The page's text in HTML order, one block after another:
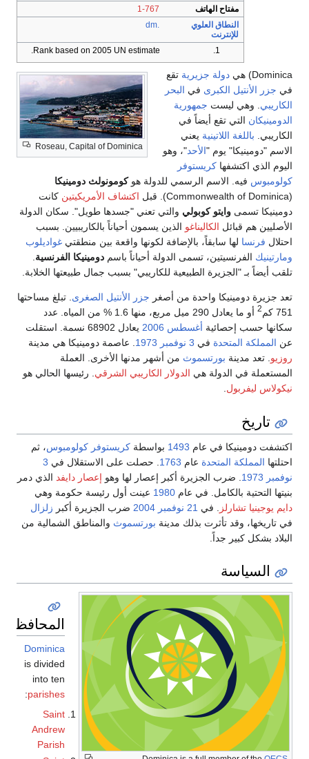
مفتاح الهاتف
1-767
النطاق العلوي
للإنترنت
.dm
Rank based on 2005 UN estimate.
Roseau, Capital of Dominica
Dominica) هي دولة جزيرية تقع
في جزر الأنتيل الكبرى في البحر
الكاريبي. وهي ليست جمهورية
الدومينيكان التي تقع أيضاً في
الكاريبي. باللغة اللاتينية يعني
الاسم "دومينيكا" يوم "الأحد"، وهو
اليوم الذي اكتشفها كريستوفر
كولومبوس فيه. الاسم الرسمي للدولة هوكومونولث دومينيكا
(Commonwealth of Dominica). قبل
اكتشاف الأمريكيتين كانت
دومينيكا تسمى وايتو كوبولي والتي تعني "جسدها طويل". سكان الدولة
الأصليين هم قبائل الكاليناغو الذين يسمون أحياناً بالكاريبيين. بسبب
احتلال فرنسا لها سابقاً، بالإضافة لكونها واقعة بين منطقتي غواديلوب
ومارتينيك الفرنسيتين، تسمى الدولة أحياناً باسم دومينيكا الفرنسية.
تلقب أيضاً بـ "الجزيرة الطبيعية للكاريبي" بسبب جمال طبيعتها الخلابة.
تعد جزيرة دومينيكا واحدة من أصغر جزر الأنتيل الصغرى. تبلغ مساحتها
751 كم
2
أو ما يعادل 290 ميل مربع، منها 1.6 % من المياه. عدد
سكانها حسب إحصائية أغسطس 2006
يعادل 68902 نسمة. استقلت
عن المملكة المتحدة في 3 نوفمبر 1973. عاصمة دومينيكا هي مدينة
روزيو. تعد مدينة بورتسموث من أشهر مدنها الأخرى. العملة
المستعملة في الدولة هي الدولار الكاريبي الشرقي. رئيسها الحالي هو
نيكولاس ليفربول.
تاريخ
اكتشفت دومينيكا في عام 1493 بواسطة كريستوفر كولومبوس، ثم
احتلتها المملكة المتحدة عام 1763 . حصلت على الاستقلال في 3
نوفمبر 1973 . ضرب الجزيرة أكبر إعصار لها وهو إعصار دايفد الذي دمر
بنيتها التحتية بالكامل. في عام 1980 عينت أول رئيسة حكومة وهي
دايم يوجينيا تشارلز
. في 21 نوفمبر 2004 ضرب الجزيرة أكبر زلزال
في تاريخها، وقد تأثرت بذلك مدينة بورتسموث والمناطق الشمالية من
البلاد بشكل كبير جداً.
السياسة
Dominica
is divided
into ten
parishes
:
Saint
Andrew
Parish